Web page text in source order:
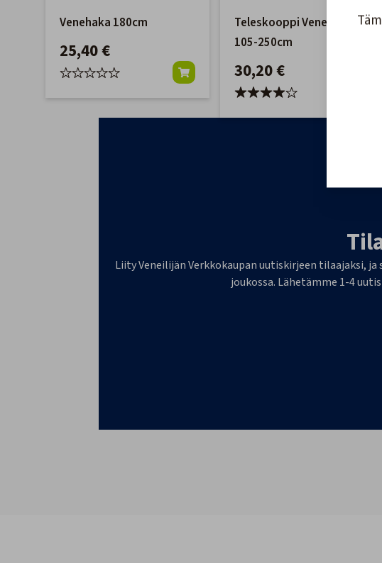
Venehaka 180cm
25,40 €
Teleskooppi Venehaka
105-250cm
30,20 €
Liity Veneilijän Verkkokaupan uutiskirjeen tilaajaksi,
joukossa. Lähetämme 1-4